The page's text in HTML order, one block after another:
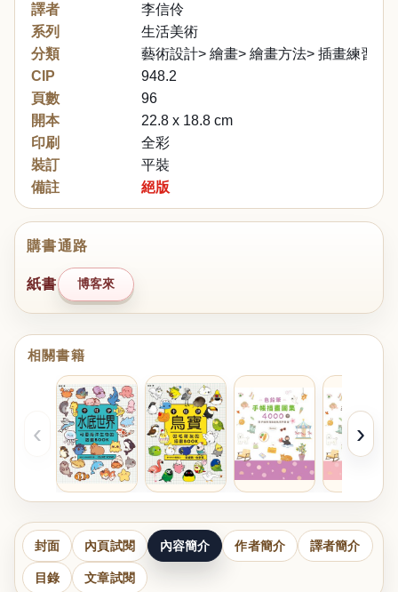
譯者
李信伶
系列
生活美術
分類
藝術設計> 繪畫> 繪畫方法> 插畫練習
CIP
948.2
頁數
96
開本
22.8 x 18.8 cm
印刷
全彩
裝訂
平裝
備註
絕版
購書通路
紙書 博客來
相關書籍
‹ ›
封面 內頁試閱 內容簡介 作者簡介 譯者簡介
目錄 文章試閱